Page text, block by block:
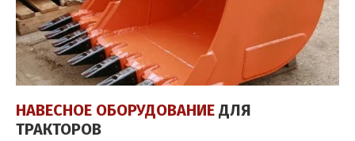
НАВЕСНОЕ ОБОРУДОВАНИЕ ДЛЯ
ТРАКТОРОВ